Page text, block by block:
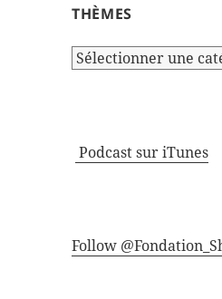
THÈMES
Thèmes
Podcast sur iTunes
Follow